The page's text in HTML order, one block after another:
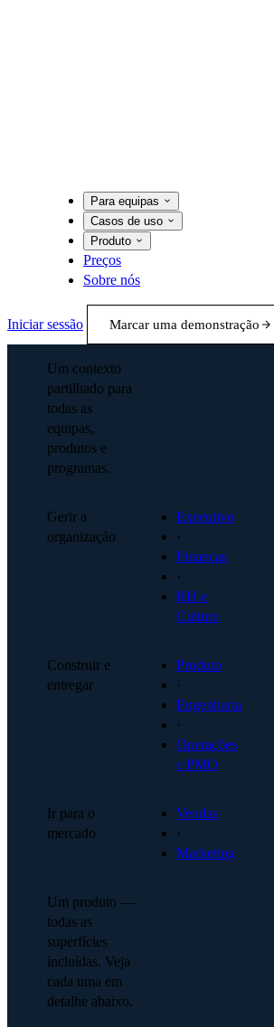
Para equipas
Casos de uso
Produto
Preços
Sobre nós
Iniciar sessão Marcar uma demonstração
Um contexto
partilhado para
todas as
equipas,
produtos e
programas.
Gerir a
organização
Executivo
·
Finanças
·
RH e
Cultura
Construir e
entregar
Produto
·
Engenharia
·
Operações
e PMO
Ir para o
mercado
Vendas
·
Marketing
Um produto —
todas as
superfícies
incluídas. Veja
cada uma em
detalhe abaixo.